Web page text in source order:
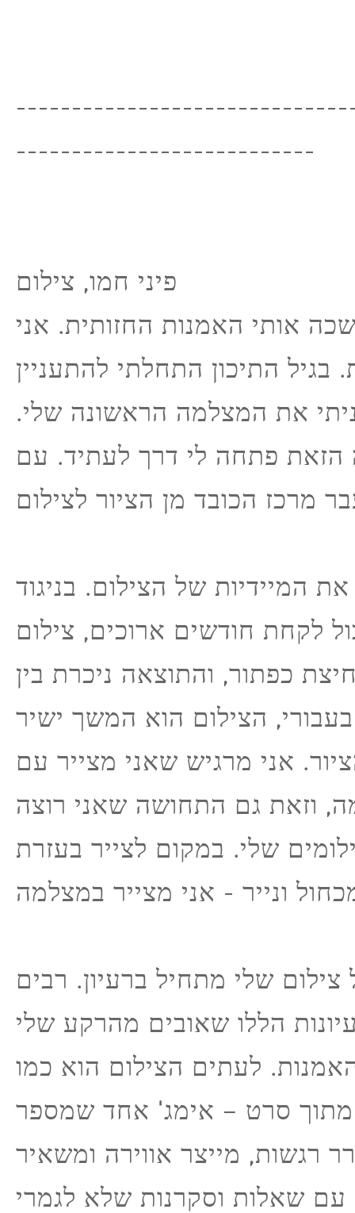
---------------------------
פיני חמו, צילום
אותי האמנות החזותית. אני
בגיל התיכון התחלתי להתעניין
את המצלמה הראשונה שלי.
פתחה לי דרך לעתיד. עם
המיידיות של הצילום. בניגוד
לקחת חודשים ארוכים, צילום
כפתור, והתוצאה ניכרת בין
הצילום הוא המשך ישיר
אני מרגיש שאני מצייר עם
וזאת גם התחושה שאני רוצה
שלי. במקום לצייר בעזרת
צילום שלי מתחיל ברעיון. רבים
הללו שאובים מהרקע שלי
לעתים הצילום הוא כמו
מתוך סרט – אימג' אחד שמספר
רגשות, מייצר אווירה ומשאיר
שאלות וסקרנות שלא לגמרי